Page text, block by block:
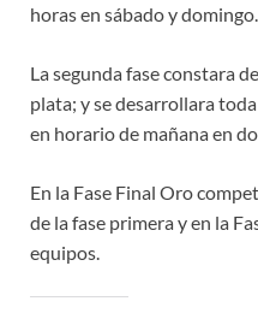
horas en sábado y domingo.
La segunda fase constara
plata; y se desarrollara
en horario de mañana en
En la Fase Final Oro
de la fase primera y en la
equipos.